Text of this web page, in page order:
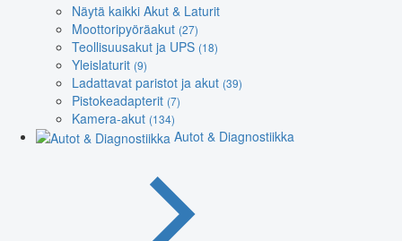
Näytä kaikki Akut & Laturit
Moottoripyöräakut (27)
Teollisuusakut ja UPS (18)
Yleislaturit (9)
Ladattavat paristot ja akut (39)
Pistokeadapterit (7)
Kamera-akut (134)
Autot & Diagnostiikka